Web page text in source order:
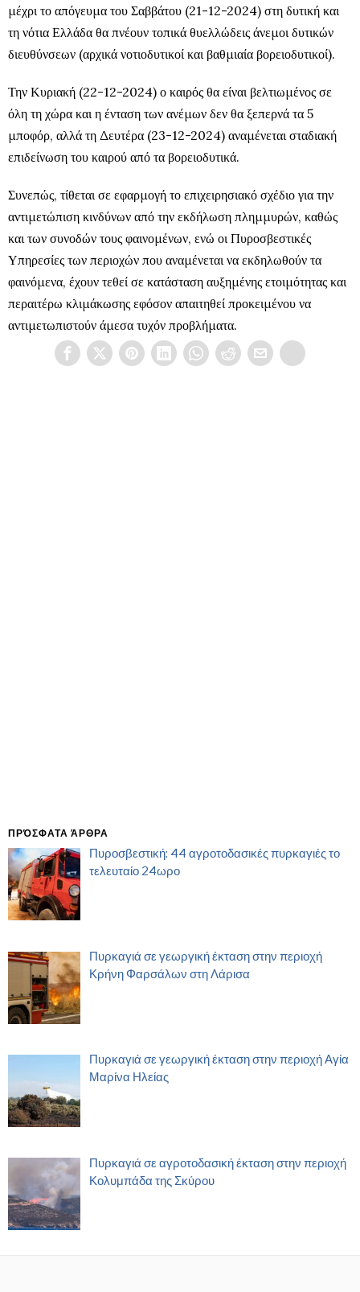
μέχρι το απόγευμα του Σαββάτου (21-12-2024) στη δυτική και
τη νότια Ελλάδα θα πνέουν τοπικά θυελλώδεις άνεμοι δυτικών
διευθύνσεων (αρχικά νοτιοδυτικοί και βαθμιαία βορειοδυτικοί).
Την Κυριακή (22-12-2024) ο καιρός θα είναι βελτιωμένος σε
όλη τη χώρα και η ένταση των ανέμων δεν θα ξεπερνά τα 5
μποφόρ, αλλά τη Δευτέρα (23-12-2024) αναμένεται σταδιακή
επιδείνωση του καιρού από τα βορειοδυτικά.
Συνεπώς, τίθεται σε εφαρμογή το επιχειρησιακό σχέδιο για την
αντιμετώπιση κινδύνων από την εκδήλωση πλημμυρών, καθώς
και των συνοδών τους φαινομένων, ενώ οι Πυροσβεστικές
Υπηρεσίες των περιοχών που αναμένεται να εκδηλωθούν τα
φαινόμενα, έχουν τεθεί σε κατάσταση αυξημένης ετοιμότητας και
περαιτέρω κλιμάκωσης εφόσον απαιτηθεί προκειμένου να
αντιμετωπιστούν άμεσα τυχόν προβλήματα.
ΠΡΌΣΦΑΤΑ ΆΡΘΡΑ
Πυροσβεστική: 44 αγροτοδασικές πυρκαγιές το
τελευταίο 24ωρο
Πυρκαγιά σε γεωργική έκταση στην περιοχή
Κρήνη Φαρσάλων στη Λάρισα
Πυρκαγιά σε γεωργική έκταση στην περιοχή Αγία
Μαρίνα Ηλείας
Πυρκαγιά σε αγροτοδασική έκταση στην περιοχή
Κολυμπάδα της Σκύρου